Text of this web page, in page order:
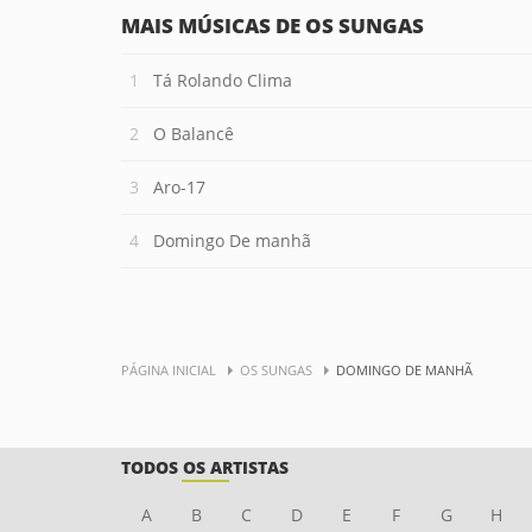
MAIS MÚSICAS DE OS SUNGAS
Tá Rolando Clima
O Balancê
Aro-17
Domingo De manhã
PÁGINA INICIAL OS SUNGAS DOMINGO DE MANHÃ
TODOS OS ARTISTAS
A B C D E F G H